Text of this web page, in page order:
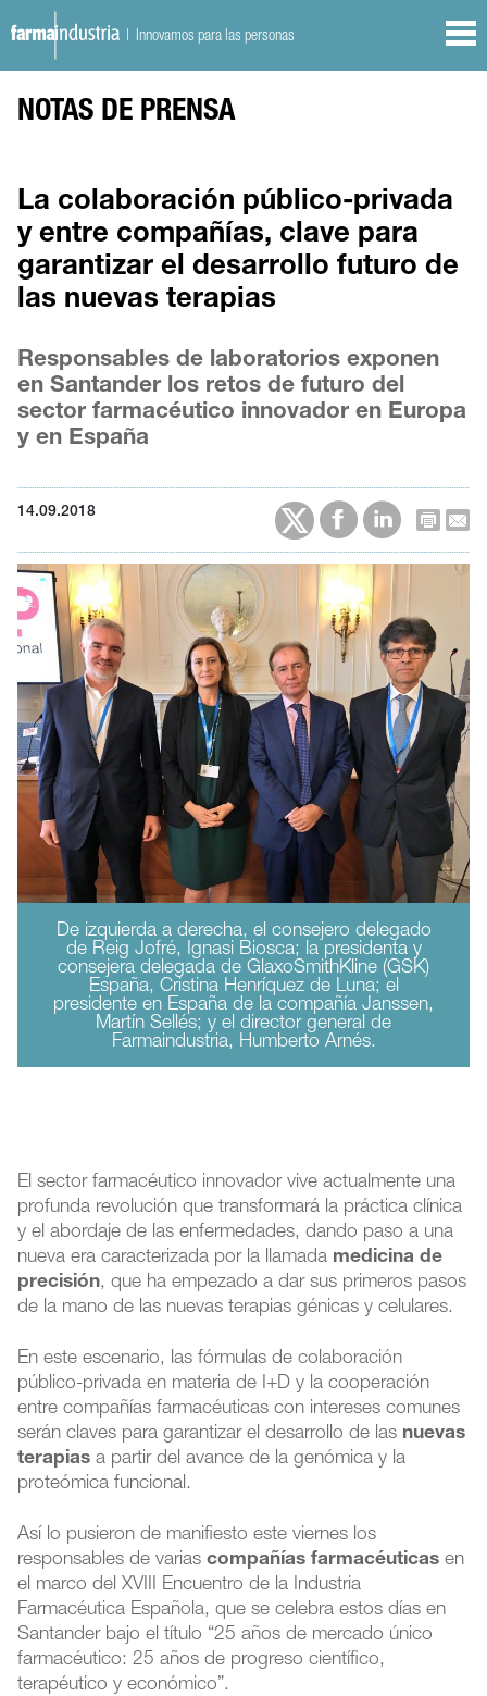
| Innovamos para las personas
NOTAS DE PRENSA
La colaboración público-privada
y entre compañías, clave para
garantizar el desarrollo futuro de
las nuevas terapias
Responsables de laboratorios exponen
en Santander los retos de futuro del
sector farmacéutico innovador en Europa
y en España
14.09.2018
De izquierda a derecha, el consejero delegado
de Reig Jofré, Ignasi Biosca; la presidenta y
consejera delegada de GlaxoSmithKline (GSK)
España, Cristina Henríquez de Luna; el
presidente en España de la compañía Janssen,
Martín Sellés; y el director general de
Farmaindustria, Humberto Arnés.
El sector farmacéutico innovador vive actualmente una
profunda revolución que transformará la práctica clínica
y el abordaje de las enfermedades, dando paso a una
nueva era caracterizada por la llamada medicina de
precisión, que ha empezado a dar sus primeros pasos
de la mano de las nuevas terapias génicas y celulares.
En este escenario, las fórmulas de colaboración
público-privada en materia de I+D y la cooperación
entre compañías farmacéuticas con intereses comunes
serán claves para garantizar el desarrollo de las nuevas
terapias a partir del avance de la genómica y la
proteómica funcional.
Así lo pusieron de manifiesto este viernes los
responsables de variascompañías farmacéuticas en
el marco del XVIII Encuentro de la Industria
Farmacéutica Española, que se celebra estos días en
Santander bajo el título “25 años de mercado único
farmacéutico: 25 años de progreso científico,
terapéutico y económico”.